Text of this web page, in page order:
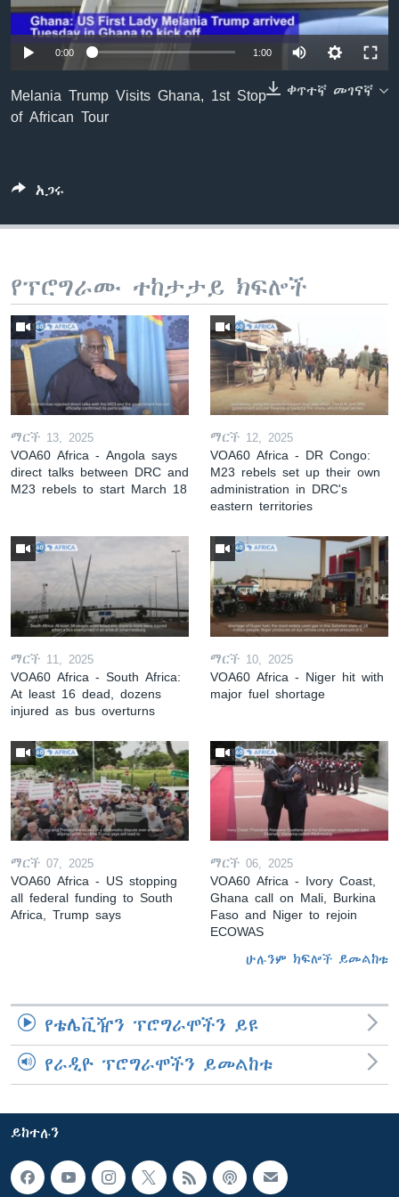
ቋንቋዎች
0:00 1:00
ቀጥተኛ መገናኛ
Melania Trump Visits Ghana, 1st Stop
of African Tour
አጋሩ
የፕሮግራሙ ተከታታይ ክፍሎች
ማርች 13, 2025
VOA60 Africa - Angola says
direct talks between DRC and
M23 rebels to start March 18
ማርች 12, 2025
VOA60 Africa - DR Congo:
M23 rebels set up their own
administration in DRC's
eastern territories
ማርች 11, 2025
VOA60 Africa - South Africa:
At least 16 dead, dozens
injured as bus overturns
ማርች 10, 2025
VOA60 Africa - Niger hit with
major fuel shortage
ማርች 07, 2025
VOA60 Africa - US stopping
all federal funding to South
Africa, Trump says
ማርች 06, 2025
VOA60 Africa - Ivory Coast,
Ghana call on Mali, Burkina
Faso and Niger to rejoin
ECOWAS
ሁሉንም ክፍሎች ይመልከቱ
የቴሌቪዥን ፕሮግራሞችን ይዩ
የራዲዮ ፕሮግራሞችን ይመልከቱ
ይከተሉን